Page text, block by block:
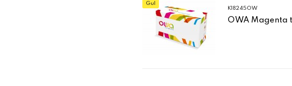
Gul
K18245OW
OWA Magenta